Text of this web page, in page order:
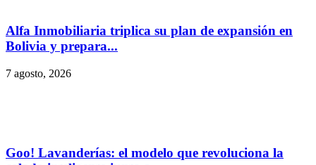
Alfa Inmobiliaria triplica su plan de expansión en
Bolivia y prepara...
7 agosto, 2026
Goo! Lavanderías: el modelo que revoluciona la